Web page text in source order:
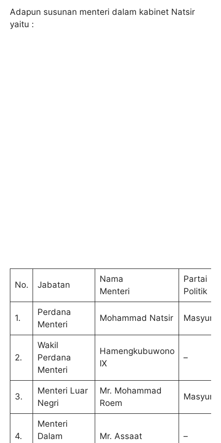
Adapun susunan menteri dalam kabinet Natsir
yaitu :
No. Jabatan
Nama
Menteri
Partai
Politik
1.
Perdana
Menteri
Mohammad Natsir Masyumi
2.
Wakil
Perdana
Menteri
Hamengkubuwono
IX
–
3.
Menteri Luar
Negri
Mr. Mohammad
Roem
Masyumi
4.
Menteri
Dalam
Mr. Assaat –